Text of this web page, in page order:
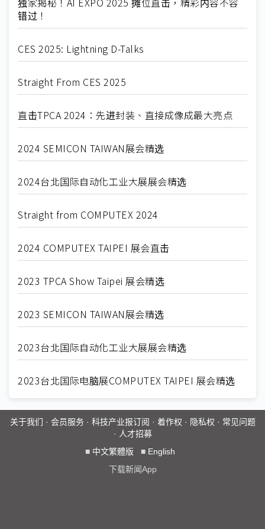
错过！
CES 2025: Lightning D-Talks
Straight From CES 2025
直击TPCA 2024：先进封装、直接成像成最大亮点
2024 SEMICON TAIWAN展会精选
2024台北国际自动化工业大展展会精选
Straight from COMPUTEX 2024
2024 COMPUTEX TAIPEI 展会直击
2023 TPCA Show Taipei 展会精选
2023 SEMICON TAIWAN展会精选
2023台北国际自动化工业大展展会精选
2023台北国际电脑展COMPUTEX TAIPEI 展会精选
关于我们 · 会员服务· 科技产业报订阅 · 着作权 · 隐私权 · 常见问题
· 人才招募
■ 中文繁體版 ■ English
下载新闻App